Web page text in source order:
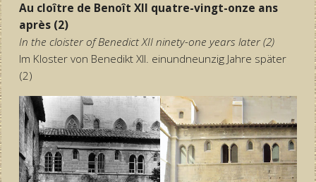
Au cloître de Benoît XII quatre-vingt-onze ans
après (2)
In the cloister of Benedict XII ninety-one years later (2)
Im Kloster von Benedikt XII. einundneunzig Jahre später
(2)